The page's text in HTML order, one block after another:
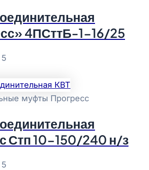
4ПСттБ-1-16/25
муфты Прогресс
Стп 10-150/240 н/з